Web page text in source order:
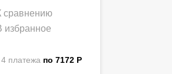
сравнению
избранное
4 платежа по 7172 P